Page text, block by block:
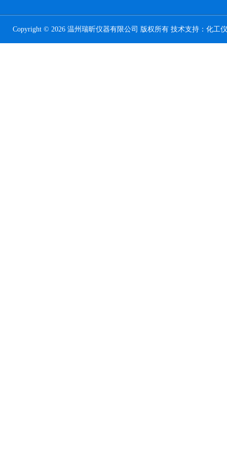
Copyright © 2026 温州瑞昕仪器有限公司 版权所有 技术支持： 化工